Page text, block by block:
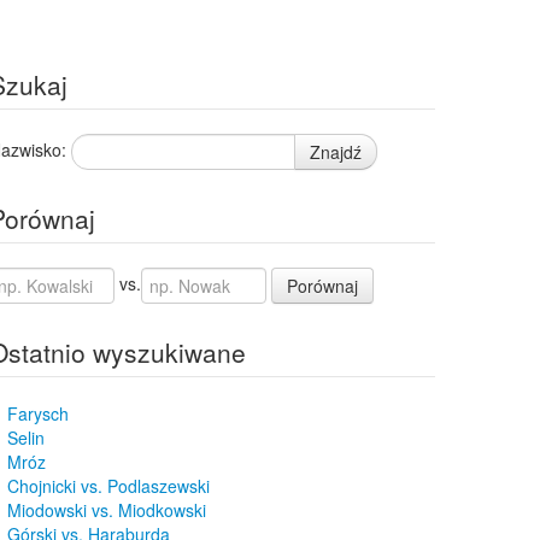
Znajdź
vs. Porównaj
wyszukiwane
Farysch
Selin
Mróz
Chojnicki vs. Podlaszewski
Miodowski vs. Miodkowski
Górski vs. Haraburda